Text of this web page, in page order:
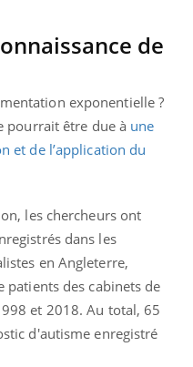
de
exponentielle ?
pourrait être due à une
et de l’application du
les chercheurs ont
dans les
en Angleterre,
des cabinets de
et 2018. Au total, 65
d'autisme enregistré